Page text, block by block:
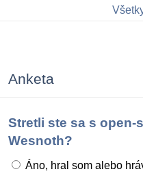
Anketa
Stretli ste sa s open-
Wesnoth?
Áno, hral som alebo